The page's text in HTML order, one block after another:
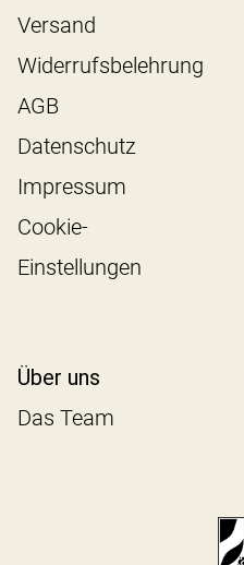
Versand
Widerrufsbelehrung
AGB
Datenschutz
Impressum
Cookie-
Einstellungen
Über uns
Das Team